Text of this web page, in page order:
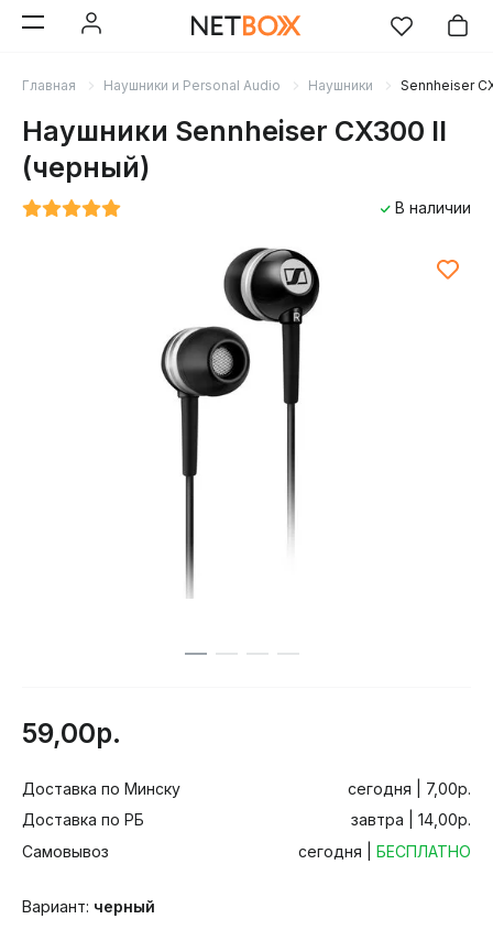
Главная Наушники и Personal Audio Наушники Sennheiser
Наушники Sennheiser CX300 II
(черный)
В наличии
59,00р.
Доставка по Минску
сегодня | 7,00р.
Доставка по РБ
завтра | 14,00р.
Самовывоз
сегодня | БЕСПЛАТНО
Вариант: черный